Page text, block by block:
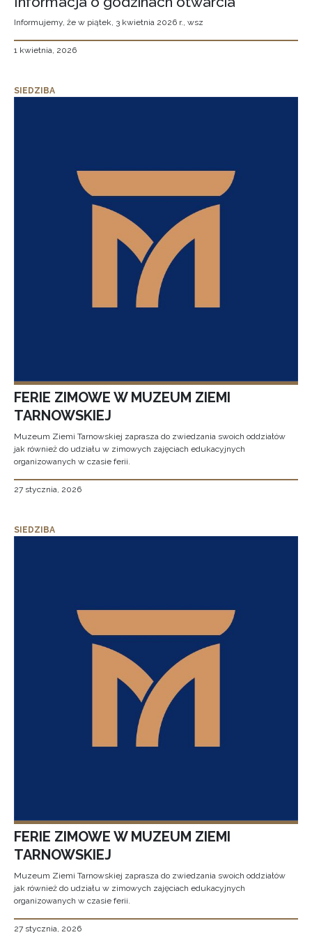
Informujemy, że w piątek, 3 kwietnia 2026 r., wsz
1 kwietnia, 2026
SIEDZIBA
FERIE ZIMOWE W MUZEUM ZIEMI
TARNOWSKIEJ
Muzeum Ziemi Tarnowskiej zaprasza do zwiedzania swoich oddziałów
jak również do udziału w zimowych zajęciach edukacyjnych
organizowanych w czasie ferii.
27 stycznia, 2026
SIEDZIBA
FERIE ZIMOWE W MUZEUM ZIEMI
TARNOWSKIEJ
Muzeum Ziemi Tarnowskiej zaprasza do zwiedzania swoich oddziałów
jak również do udziału w zimowych zajęciach edukacyjnych
organizowanych w czasie ferii.
27 stycznia, 2026